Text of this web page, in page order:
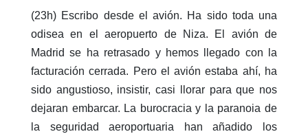
(23h) Escribo desde el avión. Ha sido toda una
odisea en el aeropuerto de Niza. El avión de
Madrid se ha retrasado y hemos llegado con la
facturación cerrada. Pero el avión estaba ahí, ha
sido angustioso, insistir, casi llorar para que nos
dejaran embarcar. La burocracia y la paranoia de
la seguridad aeroportuaria han añadido los